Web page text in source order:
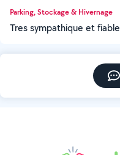
Parking, Stockage & Hivernage
Tres sympathique et fiable